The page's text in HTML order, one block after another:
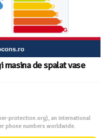
protection.org), an international
phone numbers worldwide.